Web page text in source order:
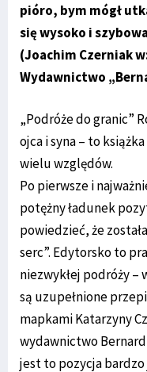
pióro, bym mógł
się wysoko i
(Joachim Czerniak
Wydawnictwo
„Podróże do granic”
ojca i syna – to
wielu względów.
Po pierwsze i
potężny ładunek
powiedzieć, że
serc”. Edytorsko to
niezwykłej podróży –
są uzupełnione
mapkami Katarzyny
wydawnictwo
jest to pozycja bardzo